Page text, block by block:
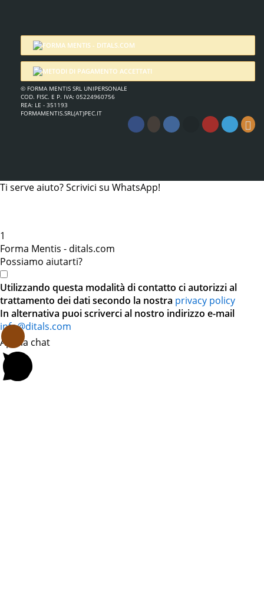
© FORMA MENTIS SRL UNIPERSONALE
COD. FISC. E P. IVA: 05224960756
REA: LE - 351193
FORMAMENTIS.SRL(AT)PEC.IT
Ti serve aiuto? Scrivici su WhatsApp!
1
Forma Mentis - ditals.com
Possiamo aiutarti?
Utilizzando questa modalità di contatto ci autorizzi al
trattamento dei dati secondo la nostra privacy policy
In alternativa puoi scriverci al nostro indirizzo e-mail
info@ditals.com
Apri la chat